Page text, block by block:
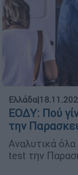
Ελλάδα|
ΕΟΔΥ: Πού
την
Αναλυτικά
test την